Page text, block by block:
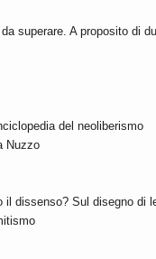
superare. A proposito di
del neoliberismo
Nuzzo
il dissenso? Sul disegno di